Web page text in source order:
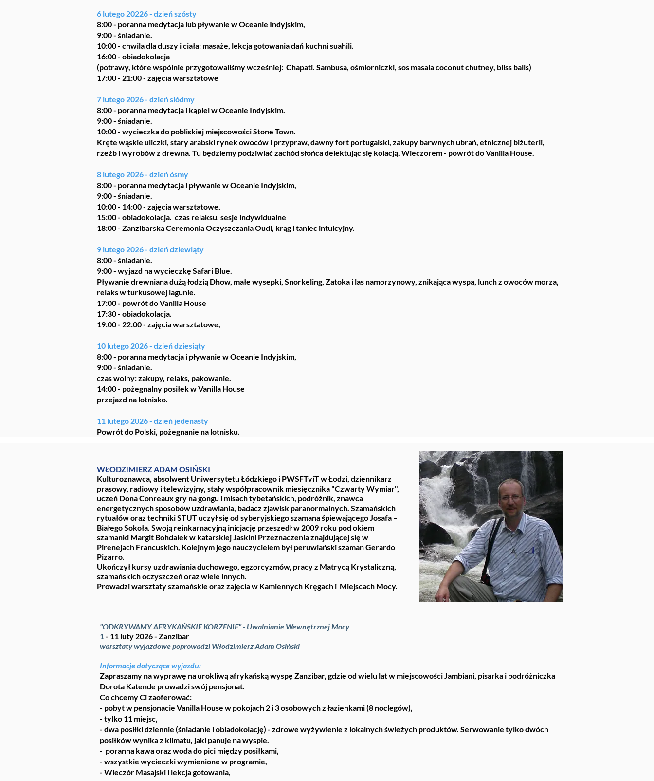
6 lutego 20226 - dzień szósty
8:00 - poranna medytacja lub pływanie w Oceanie Indyjskim,
9:00 - śniadanie.
10:00 - chwila dla duszy i ciała: masaże, lekcja gotowania dań kuchni suahili.
16:00 - obiadokolacja
(potrawy, które wspólnie przygotowaliśmy wcześniej: Chapati. Sambusa, ośmiorniczki, sos masala coconut chutney, bliss balls)
17:00 - 21:00 - zajęcia warsztatowe
7 lutego 2026 - dzień siódmy
8:00 - poranna medytacja i kąpiel w Oceanie Indyjskim.
9:00 - śniadanie.
10:00 - wycieczka do pobliskiej miejscowości Stone Town.
Kręte wąskie uliczki, stary arabski rynek owoców i przypraw, dawny fort portugalski, zakupy barwnych ubrań, etnicznej biżuterii,
rzeźb i wyrobów z drewna. Tu będziemy podziwiać zachód słońca delektując się kolacją. Wieczorem - powrót do Vanilla House.
8 lutego 2026 - dzień ósmy
8:00 - poranna medytacja i pływanie w Oceanie Indyjskim,
9:00 - śniadanie.
10:00 - 14:00 - zajęcia warsztatowe,
15:00 - obiadokolacja. czas relaksu, sesje indywidualne
18:00 - Zanzibarska Ceremonia Oczyszczania Oudi, krąg i taniec intuicyjny.
9 lutego 2026 - dzień dziewiąty
8:00 - śniadanie.
9:00 - wyjazd na wycieczkę Safari Blue.
Pływanie drewniana dużą łodzią Dhow, małe wysepki, Snorkeling, Zatoka i las namorzynowy, znikająca wyspa, lunch z owoców morza,
relaks w turkusowej lagunie.
17:00 - powrót do Vanilla House
17:30 - obiadokolacja.
19:00 - 22:00 - zajęcia warsztatowe,
10 lutego 2026 - dzień dziesiąty
8:00 - poranna medytacja i pływanie w Oceanie Indyjskim,
9:00 - śniadanie.
czas wolny: zakupy, relaks, pakowanie.
14:00 - pożegnalny posiłek w Vanilla House
przejazd na lotnisko.
11 lutego 2026 - dzień jedenasty
Powrót do Polski, pożegnanie na lotnisku.
WŁODZIMIERZ ADAM OSIŃSKI
Kulturoznawca, absolwent Uniwersytetu Łódzkiego i PWSFTviT w Łodzi, dziennikarz
prasowy, radiowy i telewizyjny, stały współpracownik miesięcznika "Czwarty Wymiar",
uczeń Dona Conreaux gry na gongu i misach tybetańskich, podróżnik, znawca
energetycznych sposobów uzdrawiania, badacz zjawisk paranormalnych. Szamańskich
rytuałów oraz techniki STUT uczył się od syberyjskiego szamana śpiewającego Josafa –
Białego Sokoła. Swoją reinkarnacyjną inicjację przeszedł w 2009 roku pod okiem
szamanki Margit Bohdalek w katarskiej Jaskini Przeznaczenia znajdującej się w
Pirenejach Francuskich. Kolejnym jego nauczycielem był peruwiański szaman Gerardo
Pizarro.
Ukończył kursy uzdrawiania duchowego, egzorcyzmów, pracy z Matrycą Krystaliczną,
szamańskich oczyszczeń oraz wiele innych.
Prowadzi warsztaty szamańskie oraz zajęcia w Kamiennych Kręgach i Miejscach Mocy.
"ODKRYWAMY AFRYKAŃSKIE KORZENIE"- Uwalnianie Wewnętrznej Mocy
1- 11 luty 2026 - Zanzibar
warsztaty wyjazdowe poprowadzi Włodzimierz Adam Osiński
Informacje dotyczące wyjazdu:
Zapraszamy na wyprawę na urokliwą afrykańską wyspę Zanzibar, gdzie od wielu lat w miejscowości Jambiani, pisarka i podróżniczka
Dorota Katende prowadzi swój pensjonat.
Co chcemy Ci zaoferować:
- pobyt w pensjonacie Vanilla House w pokojach 2 i 3 osobowych z łazienkami (8 noclegów),
- tylko 11 miejsc,
- dwa posiłki dziennie (śniadanie i obiadokolację) - zdrowe wyżywienie z lokalnych świeżych produktów. Serwowanie tylko dwóch
posiłków wynika z klimatu, jaki panuje na wyspie.
- poranna kawa oraz woda do pici między posiłkami,
- wszystkie wycieczki wymienione w programie,
- Wieczór Masajski i lekcja gotowania,